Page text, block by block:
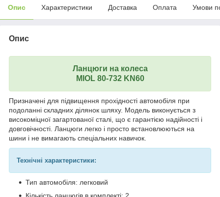
Опис Характеристики Доставка Оплата Умови
Опис
Ланцюги на колеса
MIOL 80-732 KN60
Призначені для підвищення прохідності автомобіля при
подоланні складних ділянок шляху. Модель виконується з
високоміцної загартованої сталі, що є гарантією надійності і
довговічності. Ланцюги легко і просто встановлюються на
шини і не вимагають спеціальних навичок.
Технічні характеристики:
Тип автомобіля: легковий
Кількість ланцюгів в комплекті: 2